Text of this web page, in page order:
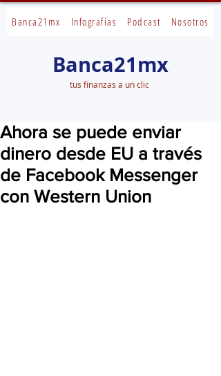
Banca21mx Infografías Podcast Nosotros
Banca21mx
tus finanzas a un clic
Ahora se puede enviar
dinero desde EU a través
de Facebook Messenger
con Western Union